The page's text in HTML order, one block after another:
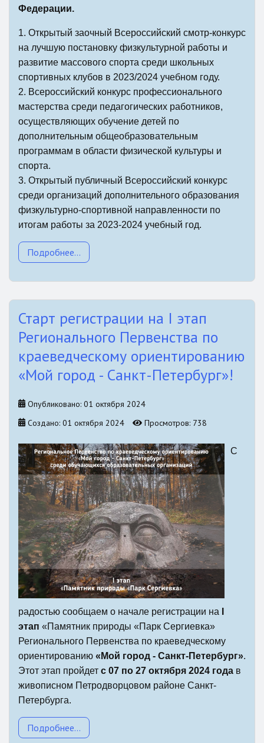
Федерации.
1. Открытый заочный Всероссийский смотр-конкурс
на лучшую постановку физкультурной работы и
развитие массового спорта среди школьных
спортивных клубов в 2023/2024 учебном году.
2. Всероссийский конкурс профессионального
мастерства среди педагогических работников,
осуществляющих обучение детей по
дополнительным общеобразовательным
программам в области физической культуры и
спорта.
3. Открытый публичный Всероссийский конкурс
среди организаций дополнительного образования
физкультурно-спортивной направленности по
итогам работы за 2023-2024 учебный год.
Подробнее...
Старт регистрации на I этап
Регионального Первенства по
краеведческому ориентированию
«Мой город - Санкт-Петербург»!
Опубликовано: 01 октября 2024
Создано: 01 октября 2024
Просмотров: 738
С
радостью сообщаем о начале регистрации на
этап «Памятник природы «Парк Сергиевка»
Регионального Первенства по краеведческому
ориентированию «Мой город - Санкт-Петербург».
Этот этап пройдет с 07 по 27 октября 2024 года в
живописном Петродворцовом районе Санкт-
Петербурга.
Подробнее...